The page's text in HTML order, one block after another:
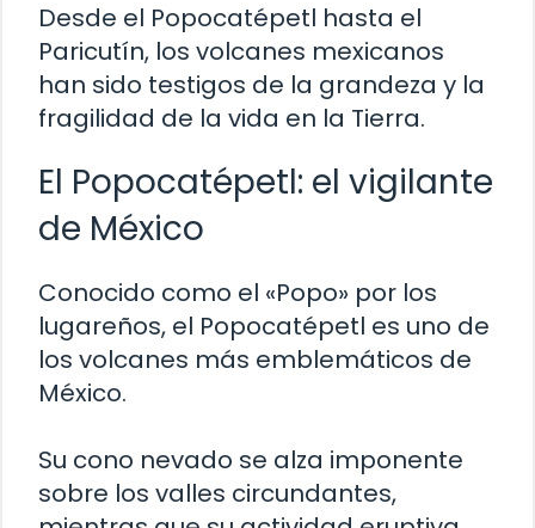
Desde el Popocatépetl hasta el
Paricutín, los volcanes mexicanos
han sido testigos de la grandeza y la
fragilidad de la vida en la Tierra.
El Popocatépetl: el vigilante
de México
Conocido como el «Popo» por los
lugareños, el Popocatépetl es uno de
los volcanes más emblemáticos de
México.
Su cono nevado se alza imponente
sobre los valles circundantes,